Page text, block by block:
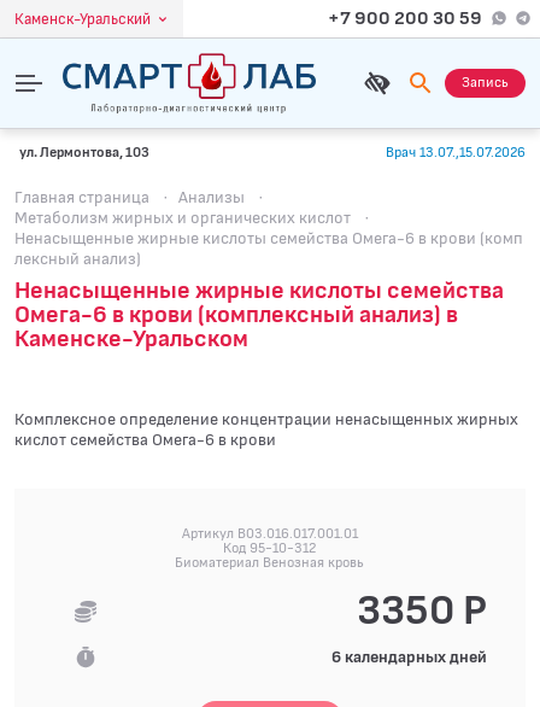
Каменск-Уральский +7 900 200 30 59
Запись
ул. Лермонтова, 103 Врач 13.07.,15.07.2026
Главная страница · Анализы
·
Метаболизм жирных и органических кислот
·
Ненасыщенные жирные кислоты семейства Омега-6 в крови (комп
лексный анализ)
Ненасыщенные жирные кислоты семейства
Омега-6 в крови (комплексный анализ) в
Каменске-Уральском
Комплексное определение концентрации ненасыщенных жирных
кислот семейства Омега-6 в крови
Артикул B03.016.017.001.01
Код 95-10-312
Биоматериал Венозная кровь
3350 Р
6 календарных дней